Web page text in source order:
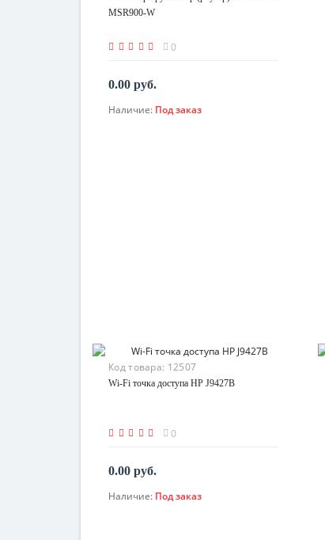
MSR900-W
0
0.00 руб.
По запросу
Наличие: Под заказ
Код товара: 12507
Wi-Fi точка доступа HP J9427B
0
0.00 руб.
По запросу
Наличие: Под заказ